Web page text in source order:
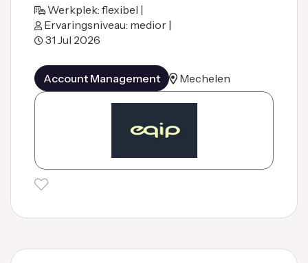
Werkplek: flexibel |
Ervaringsniveau: medior |
31 Jul 2026
Account Management Mechelen